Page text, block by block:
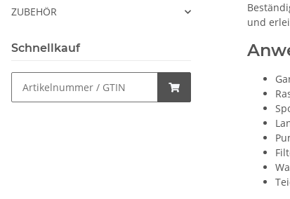
und
ZUBEHÖR
Schnellkauf